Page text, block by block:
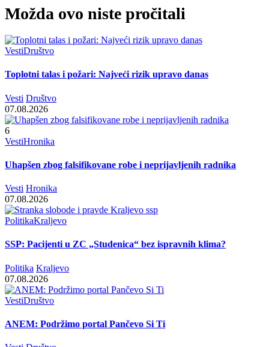
Možda ovo niste pročitali
VestiDruštvo
Toplotni talas i požari: Najveći rizik upravo danas
Vesti Društvo
07.08.2026
6
VestiHronika
Uhapšen zbog falsifikovane robe i neprijavljenih radnika
Vesti Hronika
07.08.2026
PolitikaKraljevo
SSP: Pacijenti u ZC „Studenica“ bez ispravnih klima?
Politika Kraljevo
07.08.2026
VestiDruštvo
ANEM: Podržimo portal Pančevo Si Ti